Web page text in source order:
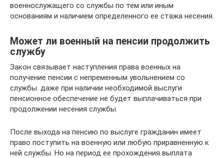
военнослужащего со службы по тем или иным
основаниям и наличием определенного ее стажа несения.
Может ли военный на пенсии продолжить
службу
Закон связывает наступления права военных на
получение пенсии с непременным увольнением со
службы. даже при наличии необходимой выслуги
пенсионное обеспечение не будет выплачиваться при
продолжении несения службы.
После выхода на пенсию по выслуге гражданин имеет
право поступить на военную или любую приравненную к
ней службы. Но на период ее прохождения выплата